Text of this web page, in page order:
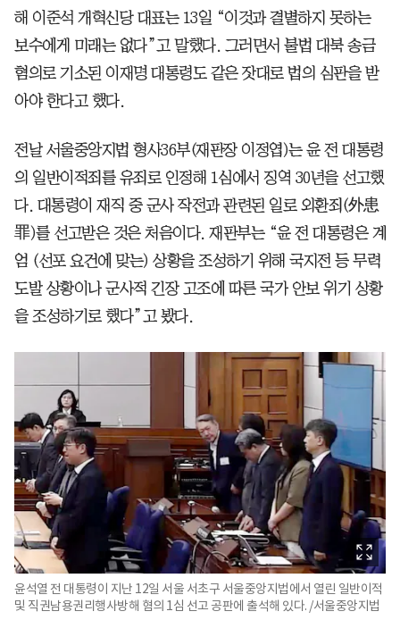
해 이준석 개혁신당 대표는 13일 “이것과 결별하지 못하는
보수에게 미래는 없다”고 말했다. 그러면서 불법 대북 송금
혐의로 기소된 이재명 대통령도 같은 잣대로 법의 심판을 받
아야 한다고 했다.
전날 서울중앙지법 형사36부(재판장 이정엽)는 윤 전 대통령
의 일반이적죄를 유죄로 인정해 1심에서 징역 30년을 선고했
다. 대통령이 재직 중 군사 작전과 관련된 일로 외환죄(外患
罪)를 선고받은 것은 처음이다. 재판부는 “윤 전 대통령은 계
엄 (선포 요건에 맞는) 상황을 조성하기 위해 국지전 등 무력
도발 상황이나 군사적 긴장 고조에 따른 국가 안보 위기 상황
을 조성하기로 했다”고 봤다.
윤석열 전 대통령이 지난 12일 서울 서초구 서울중앙지법에서 열린 일반이적
및 직권남용권리행사방해 혐의 1심 선고 공판에 출석해 있다. /서울중앙지법